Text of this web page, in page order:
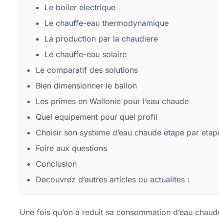
Le boiler electrique
Le chauffe-eau thermodynamique
La production par la chaudiere
Le chauffe-eau solaire
Le comparatif des solutions
Bien dimensionner le ballon
Les primes en Wallonie pour l’eau chaude
Quel equipement pour quel profil
Choisir son systeme d’eau chaude etape par
Foire aux questions
Conclusion
Decouvrez d’autres articles ou actualites :
Une fois qu’on a reduit sa consommation d’eau